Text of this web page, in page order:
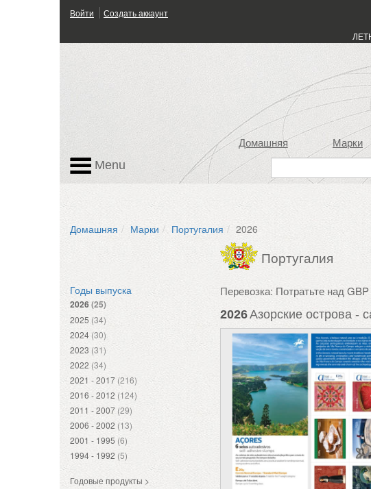
Войти Создать аккаунт
Домашняя Марки
Menu
Домашняя Марки Португалия 2026
Годы выпуска
2026(25)
2025 (34)
2024 (30)
2023 (31)
2022 (34)
2021 - 2017 (216)
2016 - 2012 (124)
2011 - 2007 (29)
2006 - 2002 (13)
2001 - 1995 (6)
1994 - 1992 (5)
Годовые продукты >
Португалия
Перевозка: Потратьте над
2026Азорские острова -